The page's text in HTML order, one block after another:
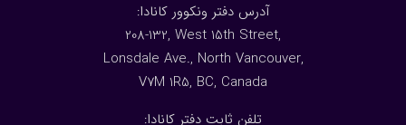
:آدرس دفتر ونکوور کانادا
208-132, West 15th Street,
Lonsdale Ave., North Vancouver,
V7M 1R5, BC, Canada
:تلفن ثابت دفتر کانادا